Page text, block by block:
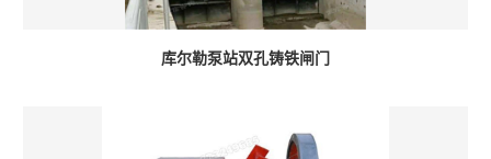
库尔勒泵站双孔铸铁闸门